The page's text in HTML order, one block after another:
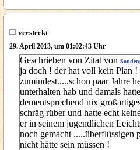
versteckt
29. April 2013, um 01:02:43 Uhr
Geschrieben von Zitat von
ja doch ! der hat voll kein Plan !
zumindest.....schon paar Jahre
unterhalten hab und damals
dementsprechend nix
schräg rüber und hatte echt
er in seinem jugendlichen
noch gemacht .....überflüssigen
nicht hätte sein müssen !